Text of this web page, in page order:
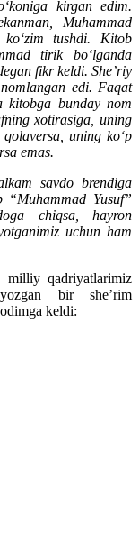
kirgan edim.
Muhammad
tushdi. Kitob
tirik bo‘lganda
fikr keldi. She’riy
edi. Faqat
kitobga bunday nom
xotirasiga, uning
uning ko‘p
emas.
savdo brendiga
Yusuf”
chiqsa, hayron
uchun ham
milliy qadriyatlarimiz
bir she’rim
keldi: